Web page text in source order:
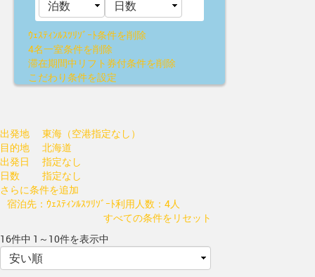
ｳｪｽﾃｨﾝﾙｽﾂﾘｿﾞｰﾄ条件を削除
4名一室条件を削除
滞在期間中リフト券付条件を削除
こだわり条件を設定
出発地
東海（空港指定なし）
目的地
北海道
出発日
指定なし
日数
指定なし
さらに条件を追加
宿泊先：ｳｪｽﾃｨﾝﾙｽﾂﾘｿﾞｰﾄ利用人数：4人
すべての条件をリセット
16件中 1～10件を表示中